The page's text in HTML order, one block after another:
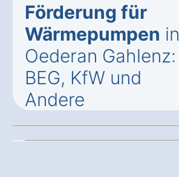
Förderung für
Wärmepumpen in
Oederan Gahlenz:
BEG, KfW und
Andere